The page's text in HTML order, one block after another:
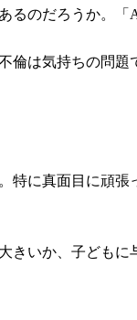
のだろうか。
倫は気持ちの問
に真面目に頑
いか、子どもに